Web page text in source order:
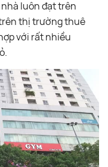
luôn đạt trên
thị trường thuê
với rất nhiều